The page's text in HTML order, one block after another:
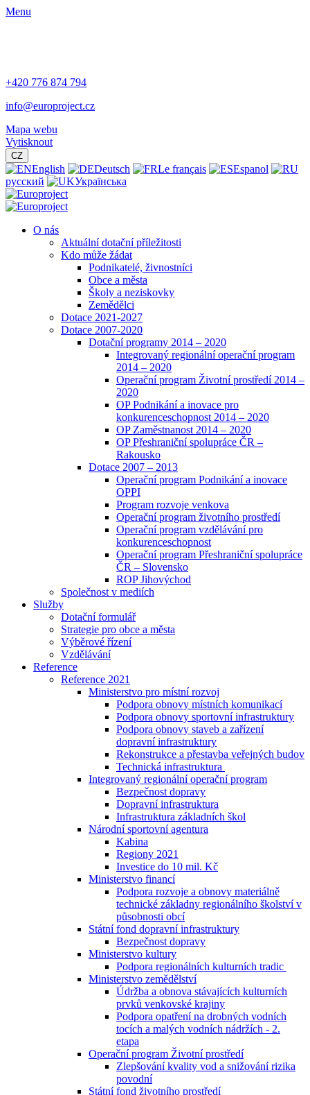
Menu
+420 776 874 794
info@europroject.cz
Mapa webu
Vytisknout
CZ
English Deutsch Le français
Espanol
русский
Українська
O nás
Aktuální dotační příležitosti
Kdo může žádat
Podnikatelé, živnostníci
Obce a města
Školy a neziskovky
Zemědělci
Dotace 2021-2027
Dotace 2007-2020
Dotační programy 2014 – 2020
Integrovaný regionální operační program
2014 – 2020
Operační program Životní prostředí 2014 –
2020
OP Podnikání a inovace pro
konkurenceschopnost 2014 – 2020
OP Zaměstnanost 2014 – 2020
OP Přeshraniční spolupráce ČR –
Rakousko
Dotace 2007 – 2013
Operační program Podnikání a inovace
OPPI
Program rozvoje venkova
Operační program životního prostředí
Operační program vzdělávání pro
konkurenceschopnost
Operační program Přeshraniční spolupráce
ČR – Slovensko
ROP Jihovýchod
Společnost v mediích
Služby
Dotační formulář
Strategie pro obce a města
Výběrové řízení
Vzdělávání
Reference
Reference 2021
Ministerstvo pro místní rozvoj
Podpora obnovy místních komunikací
Podpora obnovy sportovní infrastruktury
Podpora obnovy staveb a zařízení
dopravní infrastruktury
Rekonstrukce a přestavba veřejných budov
Technická infrastruktura
Integrovaný regionální operační program
Bezpečnost dopravy
Dopravní infrastruktura
Infrastruktura základních škol
Národní sportovní agentura
Kabina
Regiony 2021
Investice do 10 mil. Kč
Ministerstvo financí
Podpora rozvoje a obnovy materiálně
technické základny regionálního školství v
působnosti obcí
Státní fond dopravní infrastruktury
Bezpečnost dopravy
Ministerstvo kultury
Podpora regionálních kulturních tradic
Ministerstvo zemědělství
Údržba a obnova stávajících kulturních
prvků venkovské krajiny
Podpora opatření na drobných vodních
tocích a malých vodních nádržích - 2.
etapa
Operační program Životní prostředí
Zlepšování kvality vod a snižování rizika
povodní
Státní fond životního prostředí